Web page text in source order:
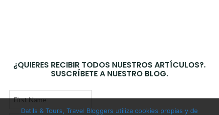
¿QUIERES RECIBIR TODOS NUESTROS ARTÍCULOS?.
SUSCRÍBETE A NUESTRO BLOG.
Datils & Tours, Travel Bloggers utiliza cookies propias y de